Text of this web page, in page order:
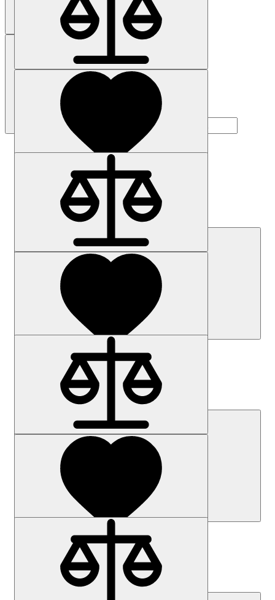
Наличие: уточняйте
Код товара: 19767-01
6FC5303-1AF12-8CJ0
Цена по запросу
Наличие: уточняйте
Код товара: 9587-01
6ES7852-0CC03-0YA5
Цена по запросу
Наличие: уточняйте
Код товара: 17213-01
6AV6355-1FA00-0ES3
Цена по запросу